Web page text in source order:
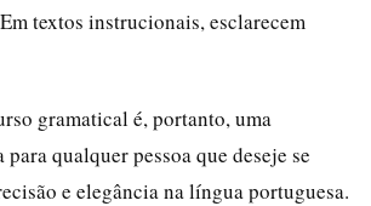
textos instrucionais, esclarecem
gramatical é, portanto, uma
qualquer pessoa que deseje se
e elegância na língua portuguesa.